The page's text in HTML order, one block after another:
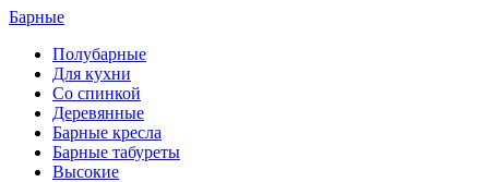
Барные
Полубарные
Для кухни
Со спинкой
Деревянные
Барные кресла
Барные табуреты
Высокие